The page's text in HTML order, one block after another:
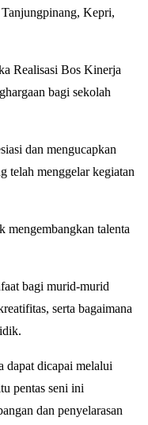
Kepri,
Realisasi Bos Kinerja
bagi sekolah
dan mengucapkan
telah menggelar kegiatan
mengembangkan talenta
bagi murid-murid
serta bagaimana
dapat dicapai melalui
pentas seni ini
dan penyelarasan